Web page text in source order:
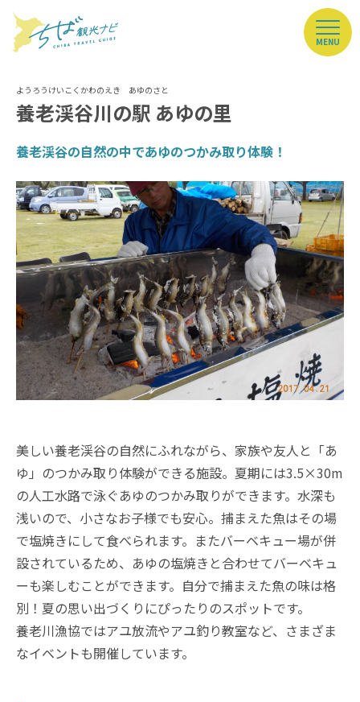
MENU
養老渓谷川の駅 あゆの里
養老渓谷の自然の中であゆのつかみ取り体験！
美しい養老渓谷の自然にふれながら、家族や友人と「あ
ゆ」のつかみ取り体験ができる施設。夏期には3.5×30m
の人工水路で泳ぐあゆのつかみ取りができます。水深も
浅いので、小さなお子様でも安心。捕まえた魚はその場
で塩焼きにして食べられます。またバーベキュー場が併
設されているため、あゆの塩焼きと合わせてバーベキュ
ーも楽しむことができます。自分で捕まえた魚の味は格
別！夏の思い出づくりにぴったりのスポットです。
養老川漁協ではアユ放流やアユ釣り教室など、さまざま
なイベントも開催しています。